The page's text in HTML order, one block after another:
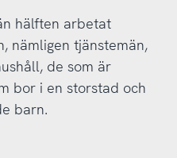
hälften arbetat
nämligen tjänstemän,
de som är
bor i en storstad och
barn.